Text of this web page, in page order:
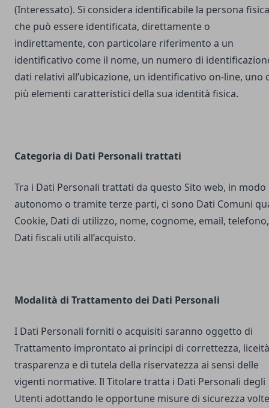
(Interessato). Si considera identificabile la persona fisica
che può essere identificata, direttamente o
indirettamente, con particolare riferimento a un
identificativo come il nome, un numero di
dati relativi all’ubicazione, un identificativo on-line, uno
più elementi caratteristici della sua identità fisica.
Categoria di Dati Personali trattati
Tra i Dati Personali trattati da questo Sito web, in modo
autonomo o tramite terze parti, ci sono Dati Comuni
Cookie, Dati di utilizzo, nome, cognome, email, telefono,
Dati fiscali utili all’acquisto.
Modalità di Trattamento dei Dati Personali
I Dati Personali forniti o acquisiti saranno oggetto di
Trattamento improntato ai principi di correttezza,
trasparenza e di tutela della riservatezza ai sensi delle
vigenti normative. Il Titolare tratta i Dati Personali degli
Utenti adottando le opportune misure di sicurezza volte